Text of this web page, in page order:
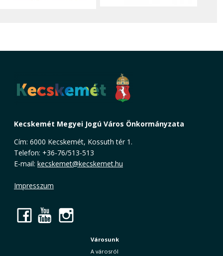
Kecskemét Megyei Jogú Város Önkormányzata
Cím: 6000 Kecskemét, Kossuth tér 1.
Telefon: +36-76/513-513
E-mail: kecskemet@kecskemet.hu
Impresszum
Facebook
YouTube
Városunk
A városról